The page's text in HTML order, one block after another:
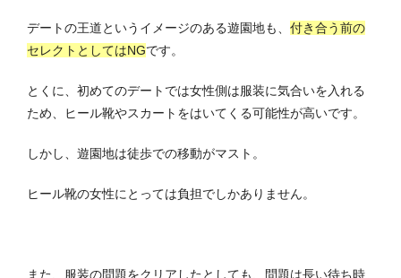
デートの王道というイメージのある遊園地も、 付き合う前の
セレクトとしてはNGです。
とくに、初めてのデートでは女性側は服装に気合いを入れる
ため、ヒール靴やスカートをはいてくる可能性が高いです。
しかし、遊園地は徒歩での移動がマスト。
ヒール靴の女性にとっては負担でしかありません。
また、服装の問題をクリアしたとしても、問題は長い待ち時